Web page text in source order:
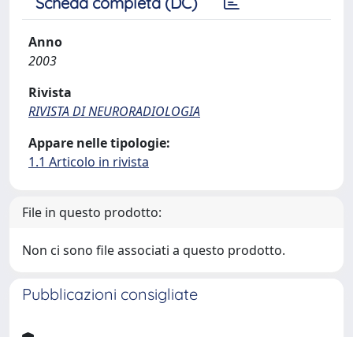
Anno
2003
Rivista
RIVISTA DI NEURORADIOLOGIA
Appare nelle tipologie:
1.1 Articolo in rivista
File in questo prodotto:
Non ci sono file associati a questo prodotto.
Pubblicazioni consigliate